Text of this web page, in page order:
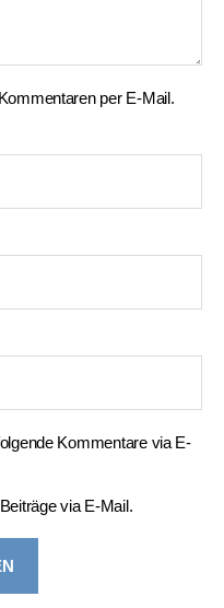
per E-Mail.
Kommentare via E-
via E-Mail.